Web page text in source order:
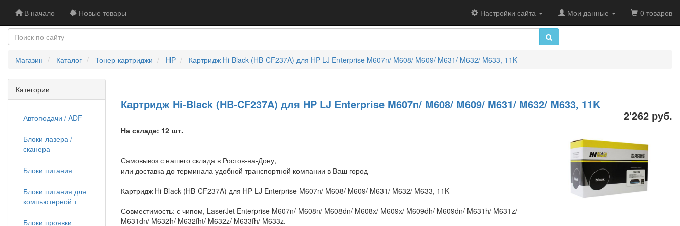
В начало Новые товары Настройки сайта Мои данные 0 товаров
Магазин Каталог Тонер-картриджи HP Картридж Hi-Black (HB-CF237A) для HP LJ Enterprise M607n/ M608/ M609/ M631/ M632/ M633, 11K
Картридж Hi-Black (HB-CF237A) для HP LJ Enterprise M607n/ M608/ M609/ M631/ M632/ M633, 11K
2'262 руб.
На складе: 12 шт.
Самовывоз с нашего склада в Ростов-на-Дону,
или доставка до терминала удобной транспортной компании в Ваш город
Картридж Hi-Black (HB-CF237A) для HP LJ Enterprise M607n/ M608/ M609/ M631/ M632/ M633, 11K
Совместимость: с чипом, LaserJet Enterprise M607n/ M608n/ M608dn/ M608x/ M609x/ M609dh/ M609dn/ M631h/ M631z/
M631dn/ M632h/ M632fht/ M632z/ M633fh/ M633z.
Категории
Автоподачи / ADF
Блоки лазера /
сканера
Блоки питания
Блоки питания для
компьютерной т
Блоки проявки